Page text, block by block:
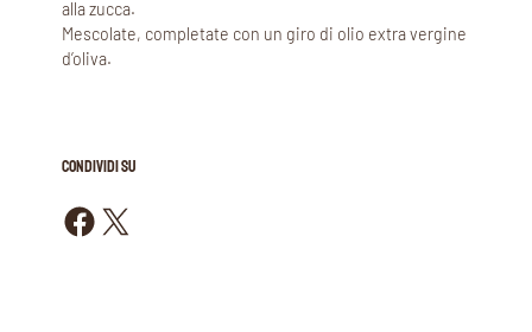
alla zucca.
Mescolate, completate con un giro di olio extra vergine
d’oliva.
CONDIVIDI SU
Condividi su Facebook Condividi su X